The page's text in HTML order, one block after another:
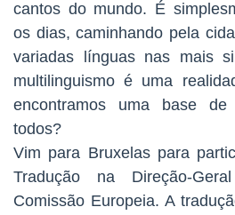
cantos do mundo. É
os dias, caminhando pela
variadas línguas nas mais
multilinguismo é uma
encontramos uma base de
todos?
Vim para Bruxelas para
Tradução na Direção-
Comissão Europeia. A